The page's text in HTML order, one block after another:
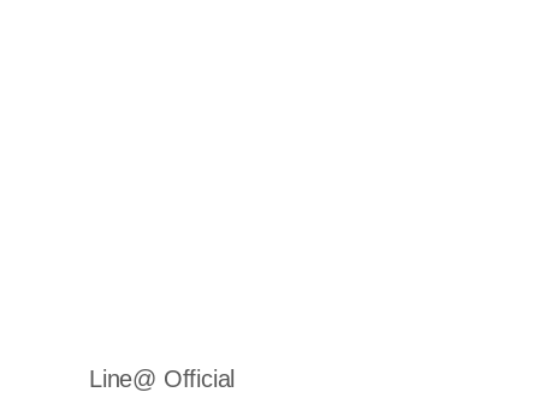
Line@ Official